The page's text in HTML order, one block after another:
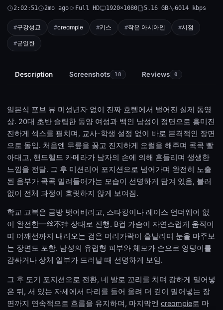
2:02:51 2mo ago Full HD 1920×1080 5.16 GB 6014 kbps
구강성교 creampie 키스 작은 아시아인 시점
균일한
Description Screenshots 18 Reviews 0
일본식 포브 뷰 미성년자 없이 진짜 호텔에서 벌어진 실제 동영
상. 20대 초반 슬림한 동양 여성과 백인 남성이 정면으로 흥미진
진하게 섹스를 펼치며, 교사-학생 설정 없이 바로 본격적인 장면
으로 돌입. 처음엔 무릎을 꿇고 진지하게 오럴을 해주며 콕콕 빨
아대고, 핸드헬드 카메라가 남자의 손에 의해 흔들리며 생생한
느낌을 전달. 그 후 미션리어 포지션으로 넘어가며 완전히 노출
된 음부가 콕콕 밀려들어가는 모습이 선명하게 담겨 있음, 블러
없이 전체 과정이 흐릿하지 않게 보여짐.
학교 교복은 금방 벗어버리고, 스타킹이나 레이스 언더웨어 없
이 완전한一丝不挂 상태로 진행. B컵 가슴이 자연스럽게 움직이
며 어깨선까지 내려오는 검은 머리카락이 흩날리며 눈을 마주보
는 장면도 포함. 남성의 유럽형 피부와 체모가 손으로 엉덩이를
감싸거나 상체 일부가 드러날 때 선명하게 보임.
그 후 도기 포지션으로 전환, 네 발로 꼬리를 치며 강하게 밀어넣
은 뒤, 서 있는 자세에서 다리를 들어 올려 더 깊이 밀어넣는 장
면까지 연속적으로 흐름을 유지하며, 마지막엔 creampie로 마